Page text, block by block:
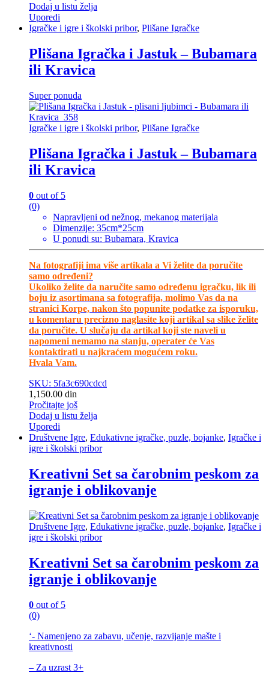
Dodaj u listu želja
Uporedi
Igračke i igre i školski pribor, Plišane Igračke
Plišana Igračka i Jastuk – Bubamara
ili Kravica
Super ponuda
Igračke i igre i školski pribor, Plišane Igračke
Plišana Igračka i Jastuk – Bubamara
ili Kravica
0 out of 5
(0)
Napravljeni od nežnog, mekanog materijala
Dimenzije: 35cm*25cm
U ponudi su: Bubamara, Kravica
Na fotografiji ima više artikala a Vi želite da poručite
samo određeni?
Ukoliko želite da naručite samo određenu igračku, lik ili
boju iz asortimana sa fotografija, molimo Vas da na
stranici Korpe, nakon što popunite podatke za isporuku,
u komentaru precizno naglasite koji artikal sa slike želite
da poručite. U slučaju da artikal koji ste naveli u
napomeni nemamo na stanju, operater će Vas
kontaktirati u najkraćem mogućem roku.
Hvala Vam.
SKU: 5fa3c690cdcd
1,150.00 din
Pročitajte još
Dodaj u listu želja
Uporedi
Društvene Igre, Edukativne igračke, puzle, bojanke, Igračke i
igre i školski pribor
Kreativni Set sa čarobnim peskom za
igranje i oblikovanje
Društvene Igre, Edukativne igračke, puzle, bojanke, Igračke i
igre i školski pribor
Kreativni Set sa čarobnim peskom za
igranje i oblikovanje
0 out of 5
(0)
‘- Namenjeno za zabavu, učenje, razvijanje mašte i
kreativnosti
– Za uzrast 3+